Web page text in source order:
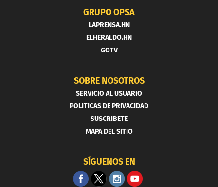
GRUPO OPSA
LAPRENSA.HN
ELHERALDO.HN
GOTV
SOBRE NOSOTROS
SERVICIO AL USUARIO
POLITICAS DE PRIVACIDAD
SUSCRIBETE
MAPA DEL SITIO
SÍGUENOS EN